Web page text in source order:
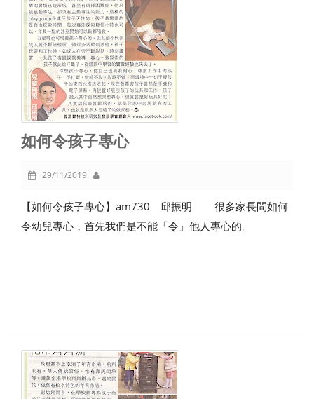
如何令孩子專心
29/11/2019
【如何令孩子專心】am730 邱振明 很多家長問如何
令幼兒專心，首先我們是不能「令」他人專心的。